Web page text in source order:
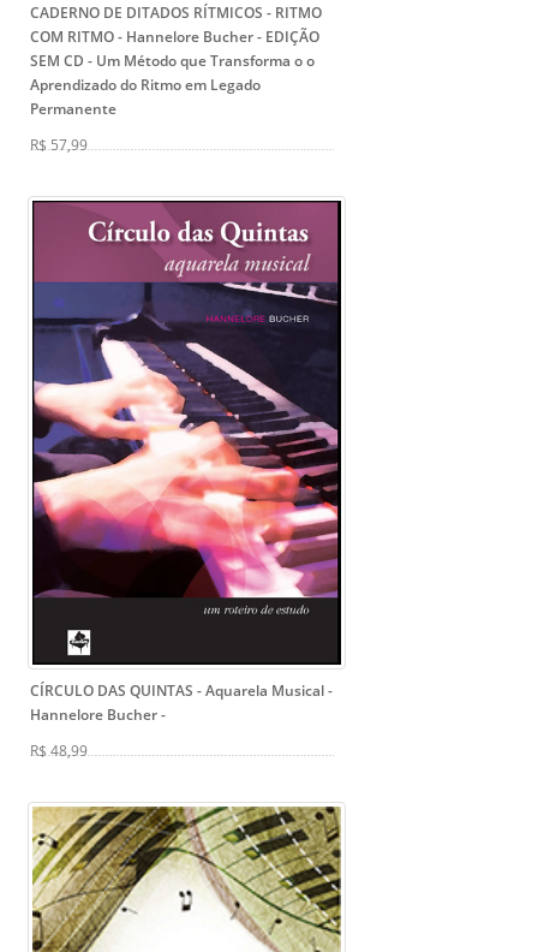
CADERNO DE DITADOS RÍTMICOS - RITMO
COM RITMO - Hannelore Bucher - EDIÇÃO
SEM CD - Um Método que Transforma o o
Aprendizado do Ritmo em Legado
Permanente
R$ 57,99
CÍRCULO DAS QUINTAS - Aquarela Musical -
Hannelore Bucher-
R$ 48,99